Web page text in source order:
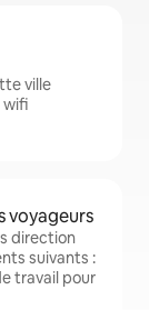
ville
wifi
voyageurs
direction
suivants :
travail pour